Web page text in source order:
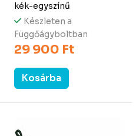
kék-egyszínű
Készleten a
Függőágyboltban
29 900 Ft
Kosárba